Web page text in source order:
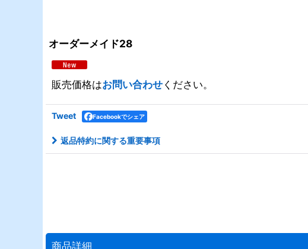
オーダーメイド28
販売価格はお問い合わせください。
Tweet Facebookでシェア
返品特約に関する重要事項
商品詳細